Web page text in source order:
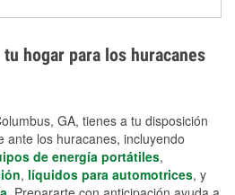
Evitar el agua estancada y
de respaldo son
más efectivas.
hogar para los huracanes
GA, tienes a tu disposición
ante los huracanes, incluyendo
de energía portátiles,
, líquidos para automotrices, y